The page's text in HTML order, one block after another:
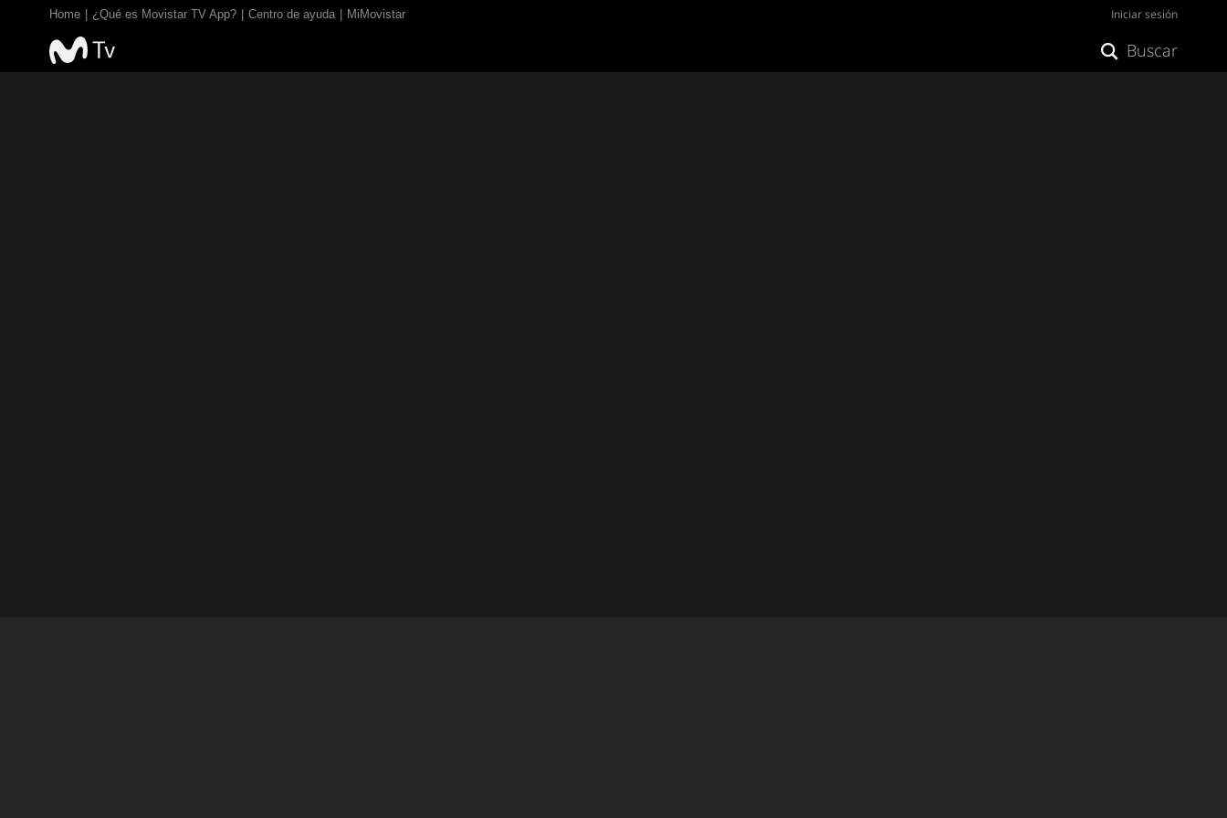
Home ¿Qué es Movistar TV App? Centro de ayuda MiMovistar Iniciar sesión
Buscar